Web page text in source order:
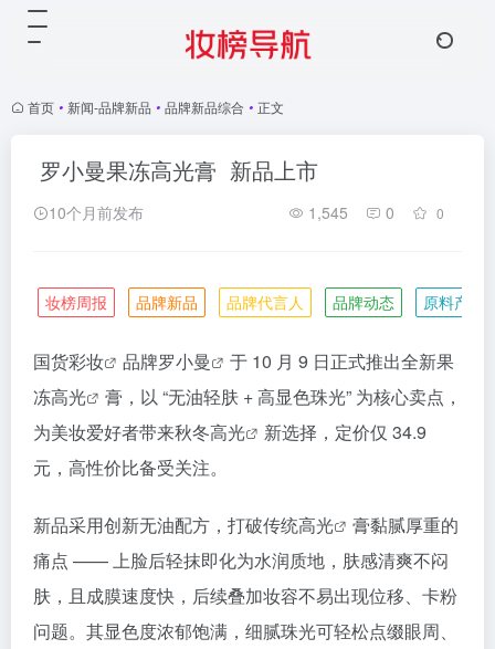
首页 • 新闻-品牌新品 • 品牌新品综合 • 正文
罗小曼果冻高光膏 新品上市
10个月前发布 1,545 0 0
妆榜周报 品牌新品 品牌代言人 品牌动态 原料产业
国货彩妆 品牌罗小曼
于 10 月 9 日正式推出全新果
冻高光
膏，以 “无油轻肤 + 高显色珠光” 为核心卖点，
为美妆爱好者带来秋冬高光
新选择，定价仅 34.9
元，高性价比备受关注。
新品采用创新无油配方，打破传统高光
膏黏腻厚重的
痛点 —— 上脸后轻抹即化为水润质地，肤感清爽不闷
肤，且成膜速度快，后续叠加妆容不易出现位移、卡粉
问题。其显色度浓郁饱满，细腻珠光可轻松点缀眼周、